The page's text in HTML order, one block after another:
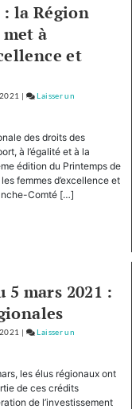
: la Région
à
et
|
Laisser un
des droits des
à l’égalité et à la
édition du Printemps de
femmes d’excellence et
Comté […]
mars 2021 :
|
Laisser un
les élus régionaux ont
de ces crédits
de l’investissement